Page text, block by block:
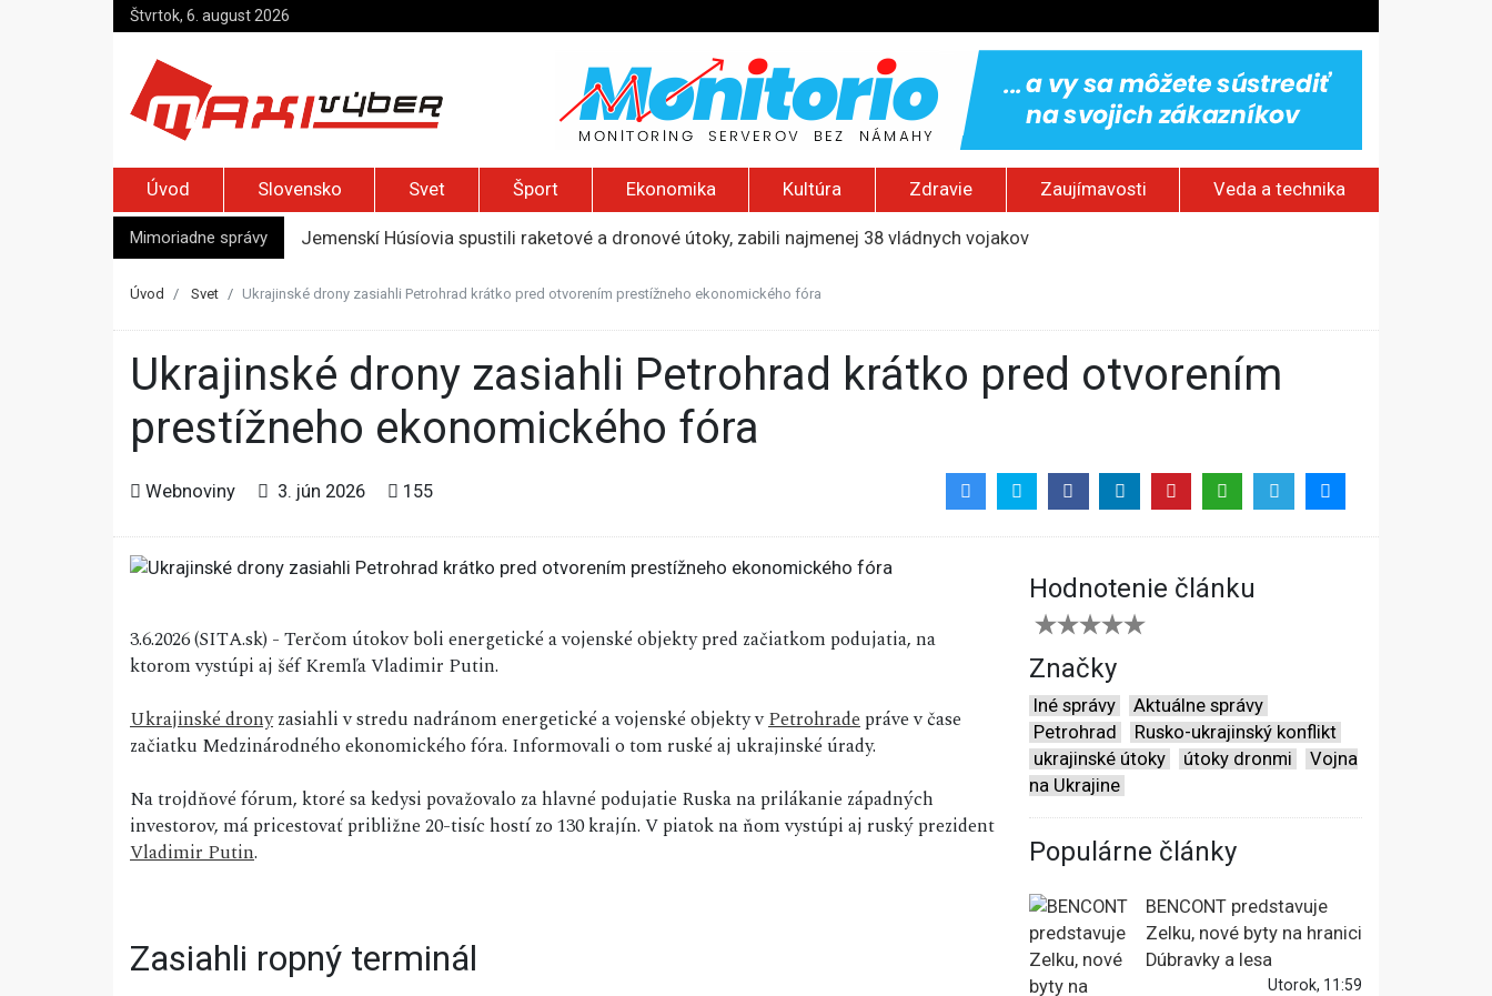
Štvrtok, 6. august 2026
Úvod Slovensko Svet Šport Ekonomika Kultúra Zdravie Zaujímavosti Veda a technika
Mimoriadne správy
Jemenskí Húsíovia spustili raketové a dronové útoky, zabili najmenej 38 vládnych vojakov
Irán pohrozil susedom, že „zhasne celý Perzský záliv“, pripravil zoznam cieľov
Úvod Svet Ukrajinské drony zasiahli Petrohrad krátko pred otvorením prestížneho ekonomického fóra
Ukrajinské drony zasiahli Petrohrad krátko pred otvorením
prestížneho ekonomického fóra
Webnoviny 3. jún 2026 155
3.6.2026 (SITA.sk) - Terčom útokov boli energetické a vojenské objekty pred začiatkom podujatia, na
ktorom vystúpi aj šéf Kremľa Vladimir Putin.
Ukrajinské dronyzasiahli v stredu nadránom energetické a vojenské objekty vPetrohradepráve v čase
začiatku Medzinárodného ekonomického fóra. Informovali o tom ruské aj ukrajinské úrady.
Na trojdňové fórum, ktoré sa kedysi považovalo za hlavné podujatie Ruska na prilákanie západných
investorov, má pricestovať približne 20-tisíc hostí zo 130 krajín. V piatok na ňom vystúpi aj ruský prezident
Vladimir Putin.
Zasiahli ropný terminál
Hodnotenie článku
Značky
Iné správy
Aktuálne správy
Petrohrad
Rusko-ukrajinský konflikt
ukrajinské útoky
útoky dronmi
Vojna
na Ukrajine
Populárne články
BENCONT predstavuje
Zelku, nové byty na hranici
Dúbravky a lesa
Utorok, 11:59